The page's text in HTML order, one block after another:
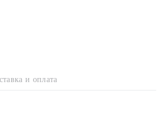
и оплата